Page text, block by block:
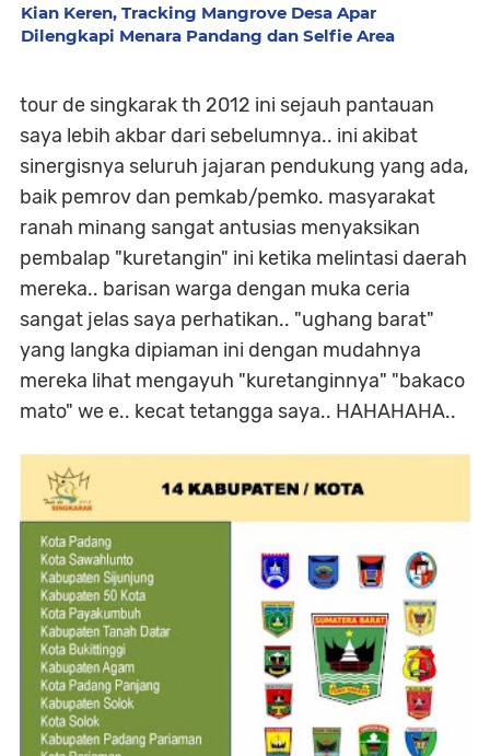
Kian Keren, Tracking Mangrove Desa Apar
Dilengkapi Menara Pandang dan Selfie Area
tour de singkarak th 2012 ini sejauh pantauan
saya lebih akbar dari sebelumnya.. ini akibat
sinergisnya seluruh jajaran pendukung yang ada,
baik pemrov dan pemkab/pemko. masyarakat
ranah minang sangat antusias menyaksikan
pembalap "kuretangin" ini ketika melintasi daerah
mereka.. barisan warga dengan muka ceria
sangat jelas saya perhatikan.. "ughang barat"
yang langka dipiaman ini dengan mudahnya
mereka lihat mengayuh "kuretanginnya" "bakaco
mato" we e.. kecat tetangga saya.. HAHAHAHA..